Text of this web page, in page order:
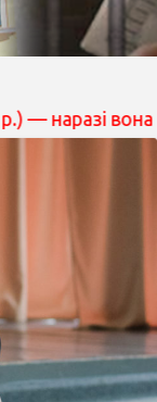
вона